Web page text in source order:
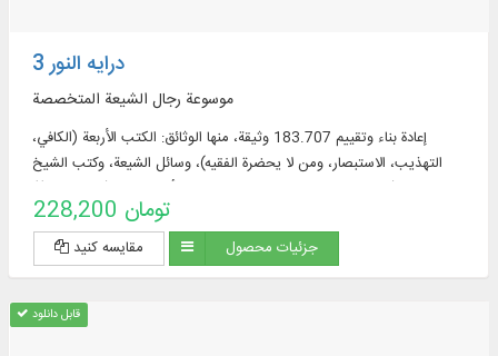
درایه النور 3
موسوعة رجال الشيعة المتخصصة
إعادة بناء وتقييم 183.707 وثيقة، منها الوثائق: الكتب الأربعة (الكافي،
التهذيب، الاستبصار، ومن لا يحضرة الفقيه)، وسائل الشيعة، وكتب الشيخ
228,200 تومان
مقایسه کنید جزئیات محصول
قابل دانلود